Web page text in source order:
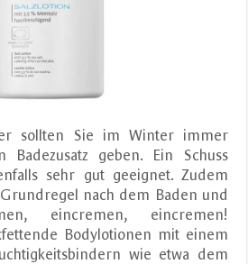
sollten Sie im Winter immer
Badezusatz geben. Ein Schuss
sehr gut geeignet. Zudem
nach dem Baden und
eincremen, eincremen!
Bodylotionen mit einem
wie etwa dem